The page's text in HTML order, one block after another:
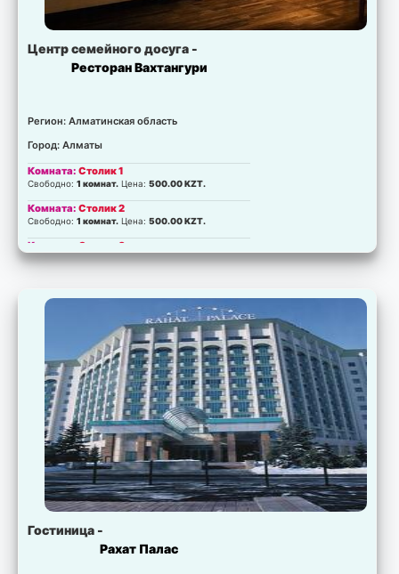
Центр семейного досуга -
Ресторан Вахтангури
Регион: Алматинская область
Город: Алматы
Комната:Столик 1
Свободно:1 комнат. Цена:500.00 KZT.
Комната:Столик 2
Свободно:1 комнат. Цена:500.00 KZT.
Комната: Столик 3
1 комнат.Цена:500.00 KZT.
Комната:Столик 6
Свободно: 1 комнат.Цена: 500.00 KZT.
Гостиница -
Рахат Палас